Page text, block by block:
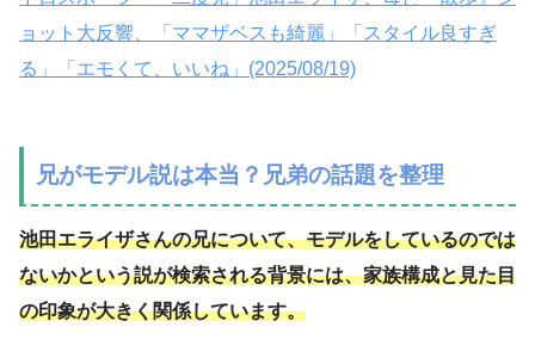
ョット大反響、「ママザベスも綺麗」「スタイル良すぎ
る」「エモくて、いいね」(2025/08/19)
兄がモデル説は本当？兄弟の話題を整理
池田エライザさんの兄について、モデルをしているのでは
ないかという説が検索される背景には、家族構成と見た目
の印象が大きく関係しています。